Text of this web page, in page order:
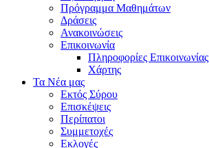
Πρόγραμμα Μαθημάτων
Δράσεις
Ανακοινώσεις
Επικοινωνία
Πληροφορίες Επικοινωνίας
Χάρτης
Τα Νέα μας
Εκτός Σύρου
Επισκέψεις
Περίπατοι
Συμμετοχές
Εκλογές